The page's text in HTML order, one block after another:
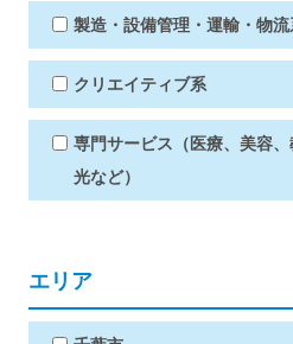
製造・設備管理・運輸・物流
クリエイティブ系
専門サービス（医療、美容
光など）
エリア